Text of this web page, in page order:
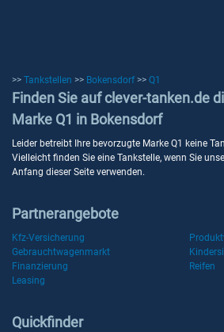
>> Tankstellen >> Bokensdorf >> Q1
Finden Sie auf clever-tanken.de
Marke Q1 in Bokensdorf
Leider betreibt Ihre bevorzugte Marke Q1 keine
Vielleicht finden Sie eine Tankstelle, wenn Sie
Anfang dieser Seite verwenden.
Partnerangebote
Kfz-Versicherung
Gebrauchtwagenmarkt
Finanzierung
Reifen
Leasing
Quickfinder